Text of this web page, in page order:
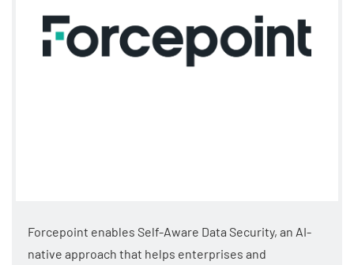
Forcepoint enables Self-Aware Data Security, an AI-
native approach that helps enterprises and